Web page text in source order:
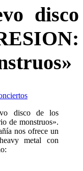
disco
disco de los
de monstruos».
nos ofrece un
metal con